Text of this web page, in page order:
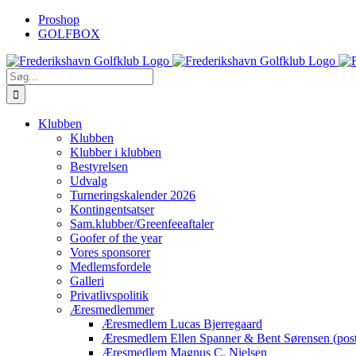
Skip
Proshop
GOLFBOX
Søg
efter:
Klubben
Klubben
Klubber i klubben
Bestyrelsen
Udvalg
Turneringskalender 2026
Kontingentsatser
Sam.klubber/Greenfeeaftaler
Goofer of the year
Vores sponsorer
Medlemsfordele
Galleri
Privatlivspolitik
Æresmedlemmer
Æresmedlem Lucas Bjerregaard
Æresmedlem Ellen Spanner & Bent Sørensen
Æresmedlem Magnus C. Nielsen